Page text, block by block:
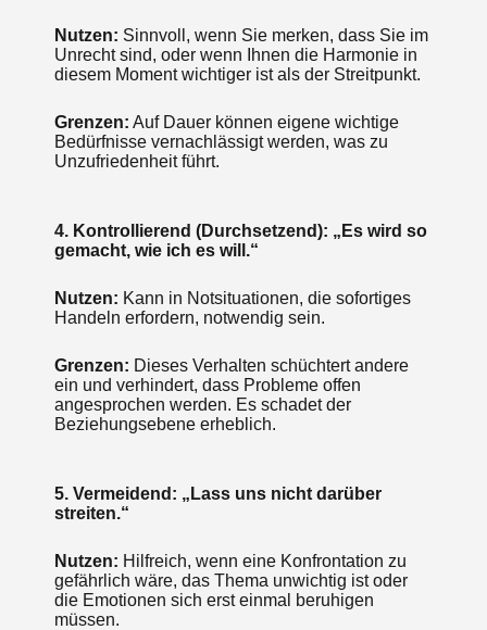
Nutzen: Sinnvoll, wenn Sie merken, dass Sie im
Unrecht sind, oder wenn Ihnen die Harmonie in
diesem Moment wichtiger ist als der Streitpunkt.
Grenzen: Auf Dauer können eigene wichtige
Bedürfnisse vernachlässigt werden, was zu
Unzufriedenheit führt.
4. Kontrollierend (Durchsetzend): „Es wird so
gemacht, wie ich es will.“
Nutzen: Kann in Notsituationen, die sofortiges
Handeln erfordern, notwendig sein.
Grenzen: Dieses Verhalten schüchtert andere
ein und verhindert, dass Probleme offen
angesprochen werden. Es schadet der
Beziehungsebene erheblich.
5. Vermeidend: „Lass uns nicht darüber
streiten.“
Nutzen: Hilfreich, wenn eine Konfrontation zu
gefährlich wäre, das Thema unwichtig ist oder
die Emotionen sich erst einmal beruhigen
müssen.